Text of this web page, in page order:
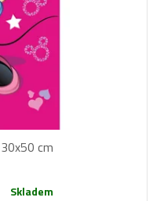
cm
Skladem